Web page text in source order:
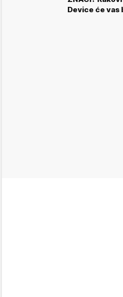
Device će vas